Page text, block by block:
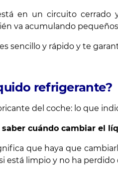
en un circuito cerrado
va acumulando
sencillo y rápido y te
refrigerante?
del coche: lo que
cuándo cambiar el
que haya que
está limpio y no ha perdido